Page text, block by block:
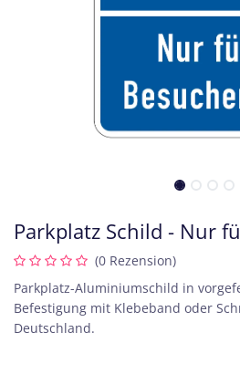
Parkplatz Schild - Nur
(0 Rezension)
Parkplatz-Aluminiumschild in
Befestigung mit Klebeband oder
Deutschland.